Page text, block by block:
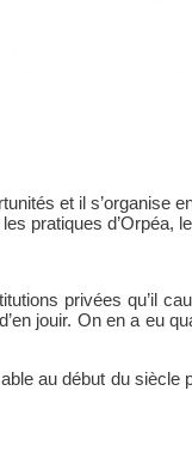
et il s’organise
pratiques d’Orpéa,
privées qu’il
jouir. On en a eu
au début du siècle